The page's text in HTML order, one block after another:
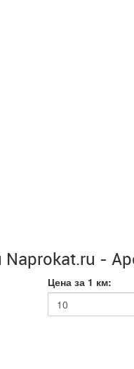
-
Цена за 1 км: